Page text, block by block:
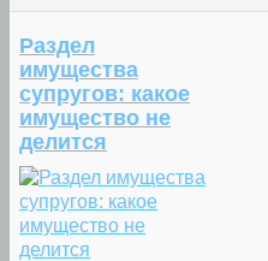
Раздел
имущества
супругов: какое
имущество не
делится